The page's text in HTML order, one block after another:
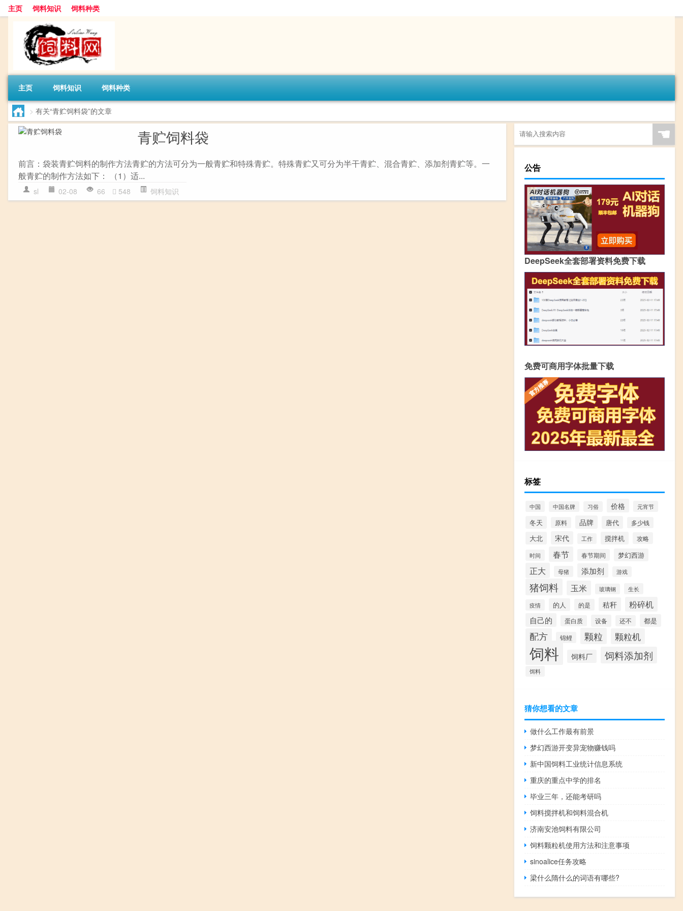
主页 饲料知识 饲料种类
主页 饲料知识 饲料种类
> 有关“青贮饲料袋”的文章
青贮饲料袋
前言：袋装青贮饲料的制作方法青贮的方法可分为一般青贮和特殊青贮。特殊青贮又可分为半干青贮、混合青贮、添加剂青贮等。一
般青贮的制作方法如下： （1）适...
sl 02-08 66 548 饲料知识
☚
公告
DeepSeek全套部署资料免费下载
免费可商用字体批量下载
标签
中国 中国名牌 习俗 价格 元宵节
冬天 原料 品牌 唐代 多少钱
大北 宋代 工作 搅拌机 攻略
时间 春节 春节期间 梦幻西游
正大 母猪 添加剂 游戏
猪饲料 玉米 玻璃钢
生长
疫情
的人 的是 秸秆 粉碎机
自己的 蛋白质 设备 还不 都是
配方 锦鲤 颗粒 颗粒机
饲料 饲料厂 饲料添加剂
饵料
猜你想看的文章
做什么工作最有前景
梦幻西游开变异宠物赚钱吗
新中国饲料工业统计信息系统
重庆的重点中学的排名
毕业三年，还能考研吗
饲料搅拌机和饲料混合机
济南安池饲料有限公司
饲料颗粒机使用方法和注意事项
sinoalice任务攻略
梁什么隋什么的词语有哪些?